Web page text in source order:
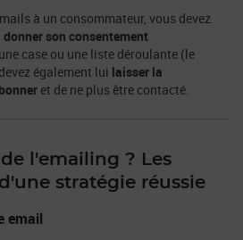
à un consommateur, vous devez
donner son consentement
case ou une liste déroulante (le
également lui laisser la
et de ne plus être contacté.
l'emailing ? Les
stratégie réussie
email